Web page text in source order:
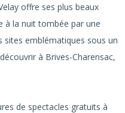
offre ses plus beaux
à la nuit tombée par une
sites emblématiques sous un
à Brives-Charensac,
de spectacles gratuits à